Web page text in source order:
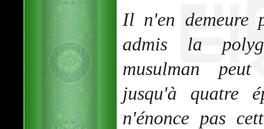
Il n'en demeure
admis la
musulman peut
jusqu'à quatre
n'énonce pas